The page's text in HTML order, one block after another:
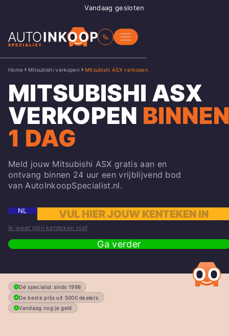
Vandaag gesloten
Home Mitsubishi verkopen Mitsubishi ASX verkopen
MITSUBISHI ASX
VERKOPEN
1 DAG
Meld jouw Mitsubishi ASX gratis aan en
ontvang binnen 24 uur een vrijblijvend bod
van AutoInkoopSpecialist.nl.
NL
Ik weet mijn kenteken niet
Ga verder
Dé specialist sinds 1998
De beste prijs uit 5000 dealers
Vandaag nog je geld